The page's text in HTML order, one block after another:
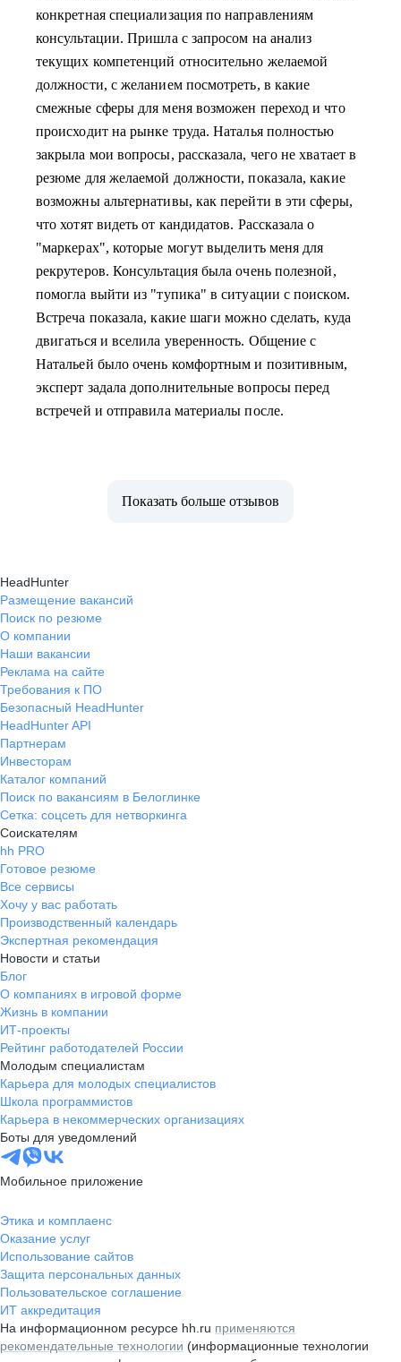
конкретная специализация по направлениям
консультации. Пришла с запросом на анализ
текущих компетенций относительно желаемой
должности, с желанием посмотреть, в какие
смежные сферы для меня возможен переход и что
происходит на рынке труда. Наталья полностью
закрыла мои вопросы, рассказала, чего не хватает в
резюме для желаемой должности, показала, какие
возможны альтернативы, как перейти в эти сферы,
что хотят видеть от кандидатов. Рассказала о
"маркерах", которые могут выделить меня для
рекрутеров. Консультация была очень полезной,
помогла выйти из "тупика" в ситуации с поиском.
Встреча показала, какие шаги можно сделать, куда
двигаться и вселила уверенность. Общение с
Натальей было очень комфортным и позитивным,
эксперт задала дополнительные вопросы перед
встречей и отправила материалы после.
Показать больше отзывов
HeadHunter
Размещение вакансий
Поиск по резюме
О компании
Наши вакансии
Реклама на сайте
Требования к ПО
Безопасный HeadHunter
HeadHunter API
Партнерам
Инвесторам
Каталог компаний
Поиск по вакансиям в Белоглинке
Сетка: соцсеть для нетворкинга
Соискателям
hh PRO
Готовое резюме
Все сервисы
Хочу у вас работать
Производственный календарь
Экспертная рекомендация
Новости и статьи
Блог
О компаниях в игровой форме
Жизнь в компании
ИТ-проекты
Рейтинг работодателей России
Молодым специалистам
Карьера для молодых специалистов
Школа программистов
Карьера в некоммерческих организациях
Боты для уведомлений
Мобильное приложение
Этика и комплаенс
Оказание услуг
Использование сайтов
Защита персональных данных
Пользовательское соглашение
ИТ аккредитация
На информационном ресурсе hh.ru применяются
рекомендательные технологии (информационные технологии